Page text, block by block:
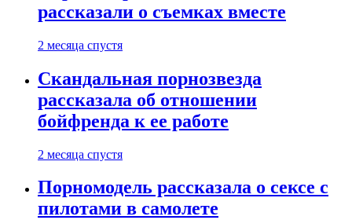
рассказали о съемках вместе
2 месяца спустя
Скандальная порнозвезда
рассказала об отношении
бойфренда к ее работе
2 месяца спустя
Порномодель рассказала о сексе с
пилотами в самолете